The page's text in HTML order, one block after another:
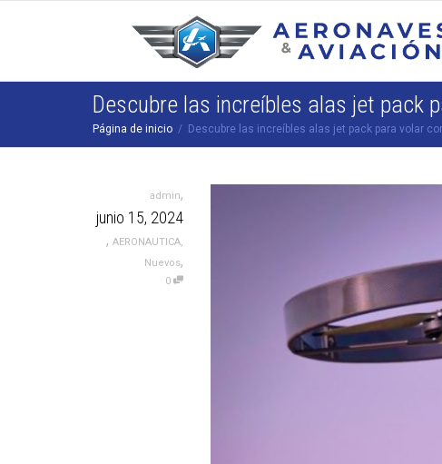
Descubre las increíbles alas jet pack
Página de inicio Descubre las increíbles alas jet pack para volar
admin,
junio 15, 2024
, AERONAUTICA,
Nuevos,
0